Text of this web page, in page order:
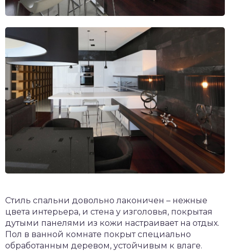
Стиль спальни довольно лаконичен – нежные
цвета интерьера, и стена у изголовья, покрытая
дутыми панелями из кожи настраивает на отдых.
Пол в ванной комнате покрыт специально
обработанным деревом, устойчивым к влаге.